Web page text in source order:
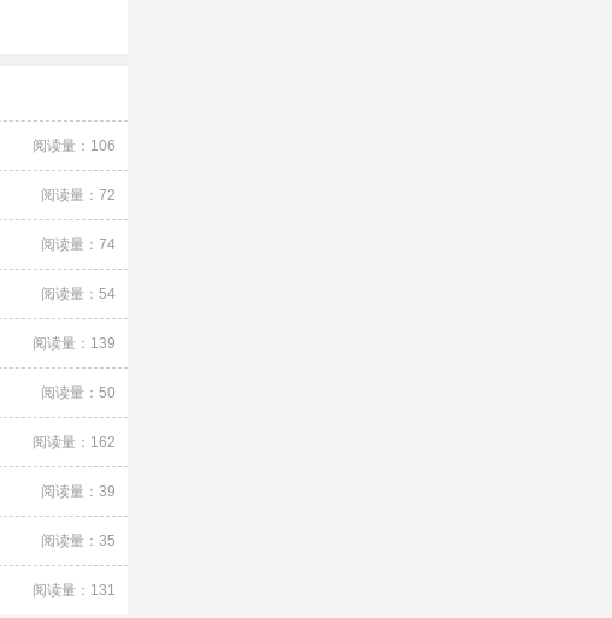
阅读量：106
阅读量：72
阅读量：74
阅读量：54
阅读量：139
阅读量：50
阅读量：162
阅读量：39
阅读量：35
阅读量：131